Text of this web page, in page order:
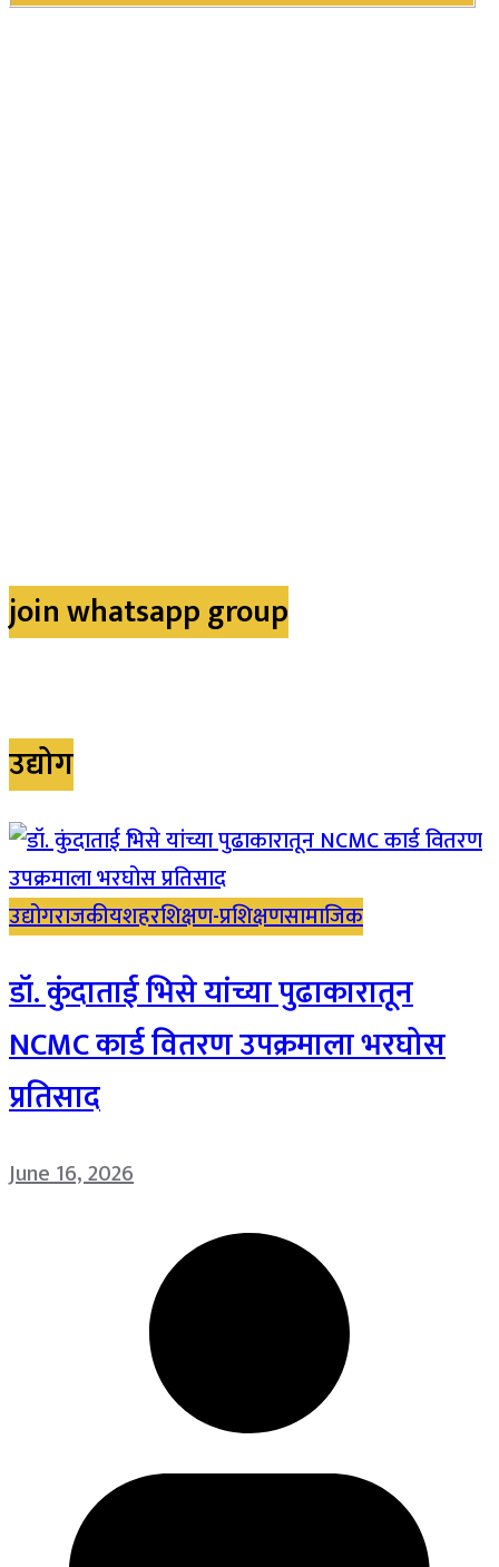
join whatsapp group
उद्योग
उद्योगराजकीयशहरशिक्षण-प्रशिक्षणसामाजिक
डॉ. कुंदाताई भिसे यांच्या पुढाकारातून
NCMC कार्ड वितरण उपक्रमाला भरघोस
प्रतिसाद
June 16, 2026